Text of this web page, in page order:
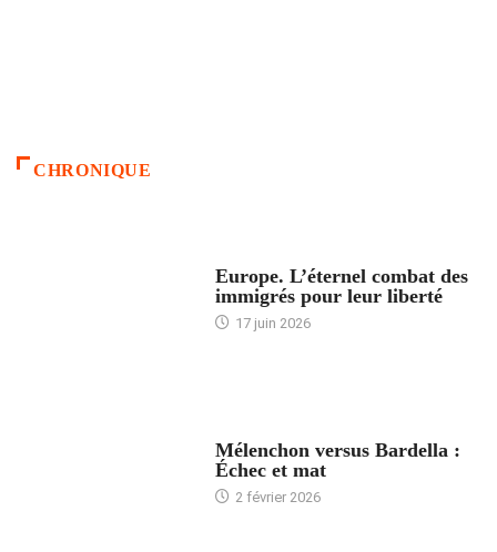
CHRONIQUE
Europe. L’éternel combat des
immigrés pour leur liberté
17 juin 2026
Mélenchon versus Bardella :
Échec et mat
2 février 2026